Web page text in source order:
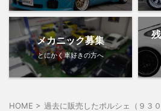
メカニック募集
とにかく車好きの方へ
HOME > 過去に販売したポルシェ（９３０